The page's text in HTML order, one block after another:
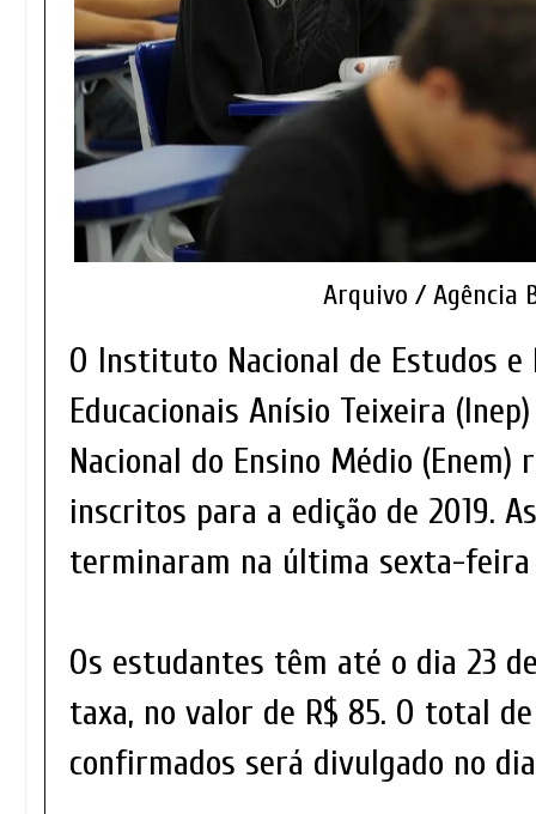
Arquivo / Agência
O Instituto Nacional de Estudos e
Educacionais Anísio Teixeira
Nacional do Ensino Médio (Enem)
inscritos para a edição de 2019.
terminaram na última sexta-feira
Os estudantes têm até o dia 23
taxa, no valor de R$ 85. O total
confirmados será divulgado no